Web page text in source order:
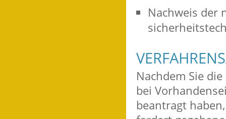
Nachweis der
Nachdem Sie
bei
beantragt